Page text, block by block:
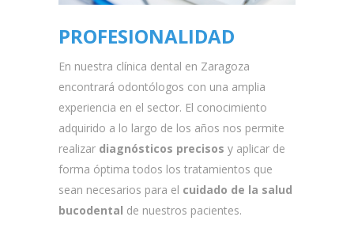
PROFESIONALIDAD
En nuestra clínica dental en Zaragoza
encontrará odontólogos con una amplia
experiencia en el sector. El conocimiento
adquirido a lo largo de los años nos permite
realizar diagnósticos precisos y aplicar de
forma óptima todos los tratamientos que
sean necesarios para el cuidado de la salud
bucodental de nuestros pacientes.